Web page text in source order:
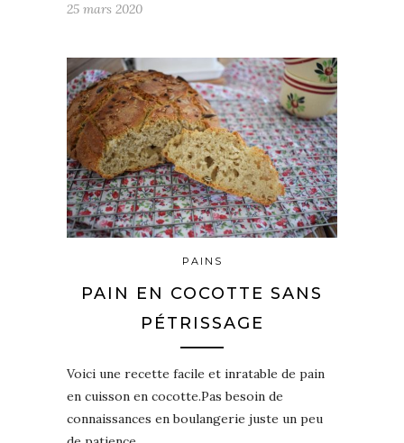
25 mars 2020
PAINS
PAIN EN COCOTTE SANS
PÉTRISSAGE
Voici une recette facile et inratable de pain
en cuisson en cocotte.Pas besoin de
connaissances en boulangerie juste un peu